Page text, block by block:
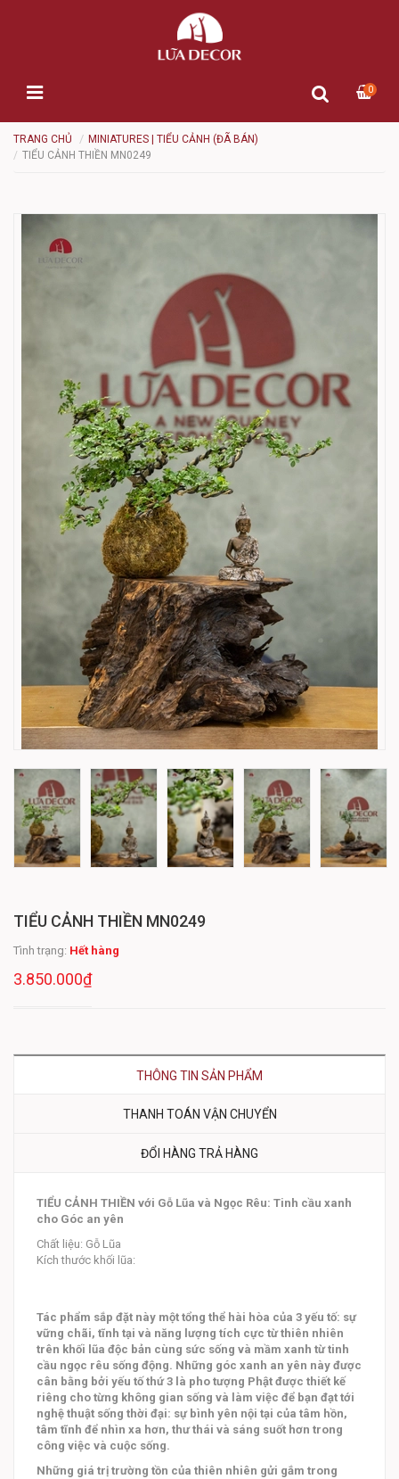
0
TRANG CHỦ
MINIATURES | TIỂU CẢNH (ĐÃ BÁN)
TIỂU CẢNH THIỀN MN0249
TIỂU CẢNH THIỀN MN0249
Tình trạng: Hết hàng
3.850.000₫
THÔNG TIN SẢN PHẨM
THANH TOÁN VẬN CHUYỂN
ĐỔI HÀNG TRẢ HÀNG
TIỂU CẢNH THIỀN với Gỗ Lũa và Ngọc Rêu: Tinh cầu xanh
cho Góc an yên
Chất liệu: Gỗ Lũa
Kích thước khối lũa:
Tác phẩm sắp đặt này một tổng thể hài hòa của 3 yếu tố: sự
vững chãi, tĩnh tại và năng lượng tích cực từ thiên nhiên
trên khối lũa độc bản cùng sức sống và mầm xanh từ tinh
cầu ngọc rêu sống động. Những góc xanh an yên này được
cân bằng bởi yếu tố thứ 3 là pho tượng Phật được thiết kế
riêng cho từng không gian sống và làm việc để bạn đạt tới
nghệ thuật sống thời đại: sự bình yên nội tại của tâm hồn,
tâm tĩnh để nhìn xa hơn, thư thái và sáng suốt hơn trong
công việc và cuộc sống.
Những giá trị trường tồn của thiên nhiên gửi gắm trong